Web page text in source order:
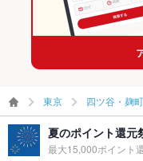
東京 四ツ谷・麹
夏のポイント還元
最大15,000ポイント